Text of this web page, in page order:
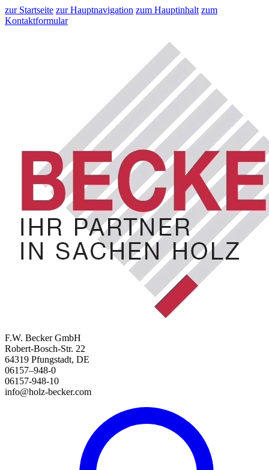
zur Startseite zur Hauptnavigation zum Hauptinhalt zum
Kontaktformular
F.W. Becker GmbH
Robert-Bosch-Str. 22
64319 Pfungstadt, DE
06157–948-0
06157-948-10
info@holz-becker.com